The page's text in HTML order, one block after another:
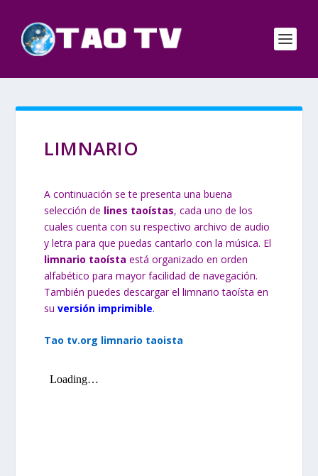
LIMNARIO
A continuación se te presenta una buena
selección de lines taoístas, cada uno de los
cuales cuenta con su respectivo archivo de audio
y letra para que puedas cantarlo con la música. El
limnario taoísta está organizado en orden
alfabético para mayor facilidad de navegación.
También puedes descargar el limnario taoísta en
su versión imprimible.
Tao tv.org limnario taoista